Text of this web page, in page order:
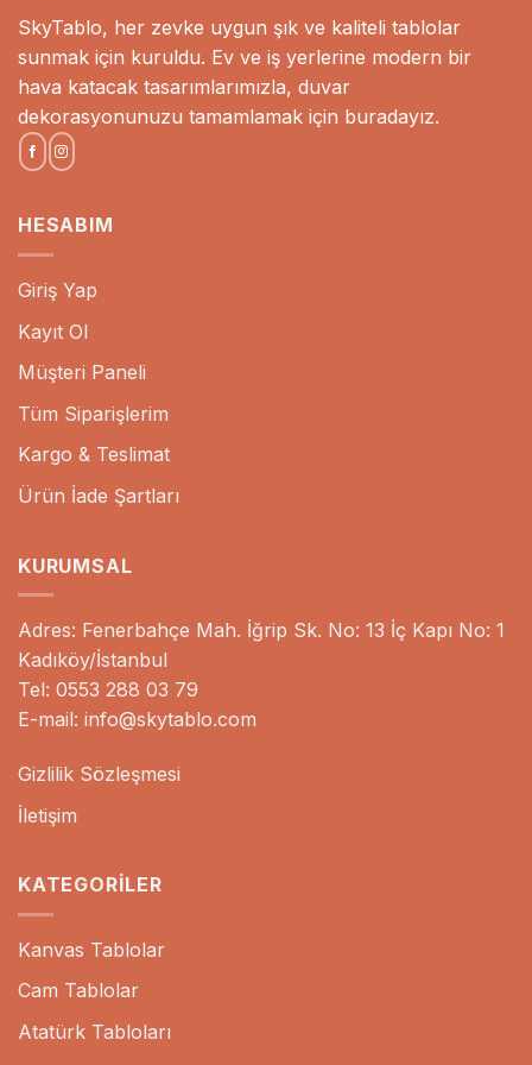
SkyTablo, her zevke uygun şık ve kaliteli tablolar
sunmak için kuruldu. Ev ve iş yerlerine modern bir
hava katacak tasarımlarımızla, duvar
dekorasyonunuzu tamamlamak için buradayız.
HESABIM
Giriş Yap
Kayıt Ol
Müşteri Paneli
Tüm Siparişlerim
Kargo & Teslimat
Ürün İade Şartları
KURUMSAL
Adres: Fenerbahçe Mah. İğrip Sk. No: 13 İç Kapı No: 1
Kadıköy/İstanbul
Tel: 0553 288 03 79
E-mail: info@skytablo.com
Gizlilik Sözleşmesi
İletişim
KATEGORILER
Kanvas Tablolar
Cam Tablolar
Atatürk Tabloları